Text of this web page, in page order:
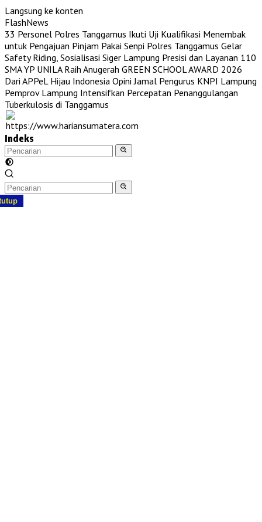
Langsung ke konten
FlashNews
33 Personel Polres Tanggamus Ikuti Uji Kualifikasi Menembak
untuk Pengajuan Pinjam Pakai Senpi Polres Tanggamus Gelar
Safety Riding, Sosialisasi Siger Lampung Presisi dan Layanan 110
SMA YP UNILA Raih Anugerah GREEN SCHOOL AWARD 2026
Dari APPeL Hijau Indonesia Opini Jamal Pengurus KNPI Lampung
Pemprov Lampung Intensifkan Percepatan Penanggulangan
Tuberkulosis di Tanggamus
Indeks